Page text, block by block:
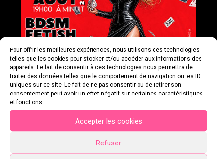
Pour offrir les meilleures expériences, nous utilisons des technologies
telles que les cookies pour stocker et/ou accéder aux informations des
appareils. Le fait de consentir à ces technologies nous permettra de
traiter des données telles que le comportement de navigation ou les ID
uniques sur ce site. Le fait de ne pas consentir ou de retirer son
consentement peut avoir un effet négatif sur certaines caractéristiques
et fonctions.
Accepter les cookies
Refuser